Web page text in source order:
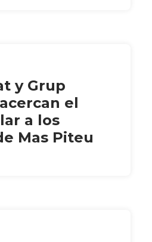
y Grup
el
a los
Mas Piteu